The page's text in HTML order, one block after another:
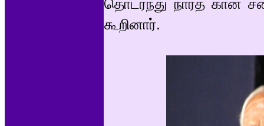
தொடர்ந்து நாரத கான
கூறினார்.